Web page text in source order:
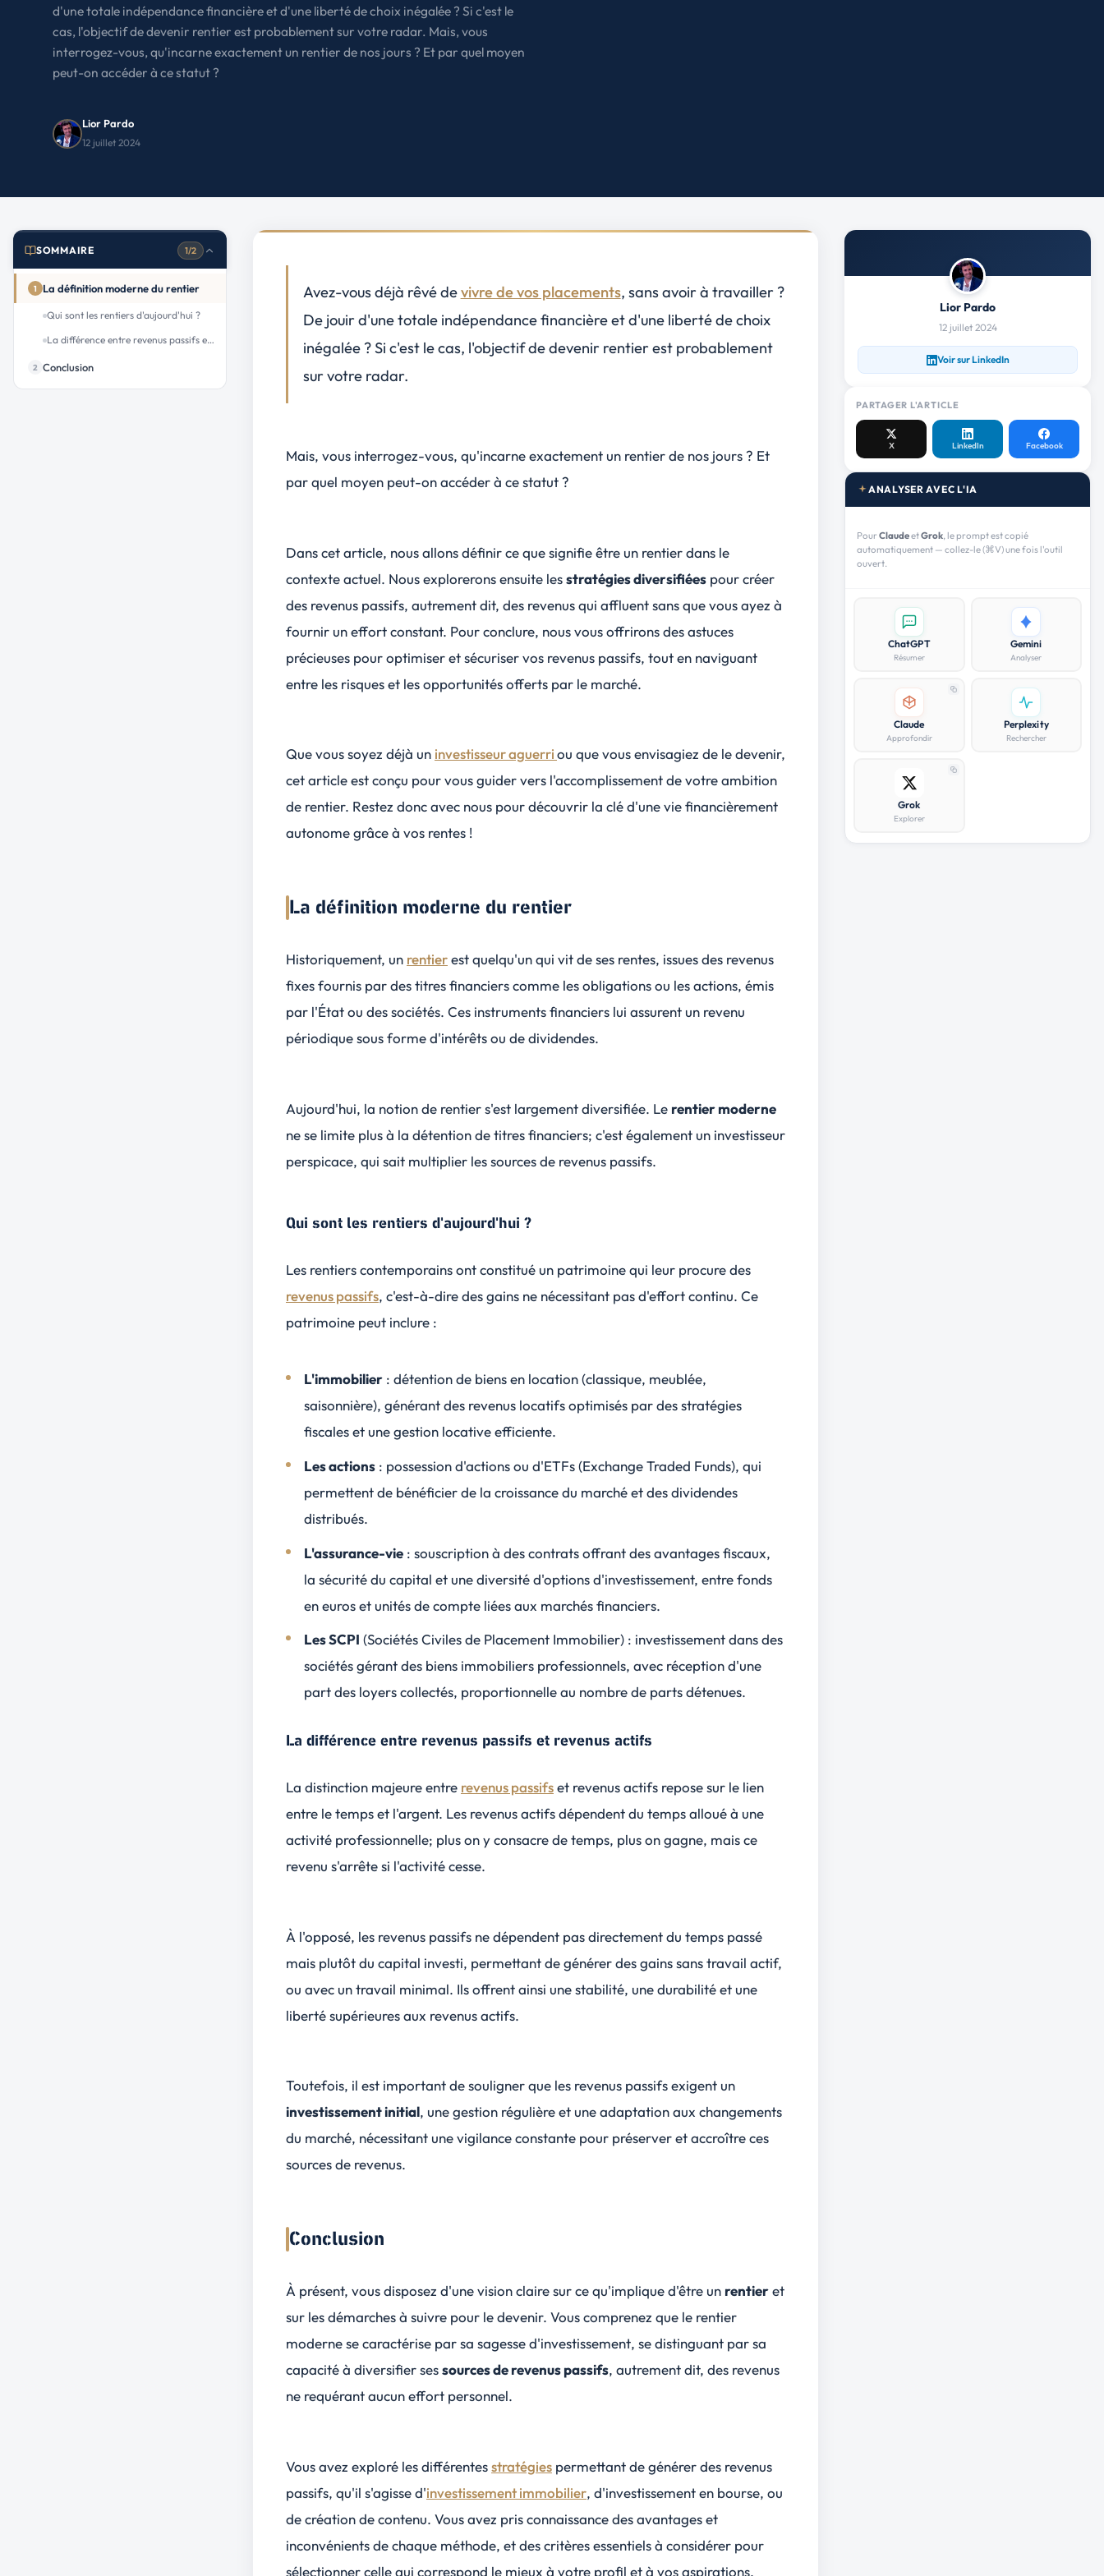
Le Havre
La porte océane
Toutes les villes
d'une totale indépendance financière et d'une liberté de choix inégalée ? Si c'est le
cas, l'objectif de devenir rentier est probablement sur votre radar. Mais, vous
interrogez-vous, qu'incarne exactement un rentier de nos jours ? Et par quel moyen
peut-on accéder à ce statut ?
Lior Pardo
12 juillet 2024
SOMMAIRE 1/2
1 La définition moderne du rentier
Qui sont les rentiers d'aujourd'hui ?
La différence entre revenus passifs et revenus actifs
2 Conclusion
Avez-vous déjà rêvé devivre de vos placements, sans avoir à travailler ?
De jouir d'une totale indépendance financièreet d'une liberté de choix
inégalée ? Si c'est le cas, l'objectif de devenir rentier est probablement
sur votre radar.
Mais, vous interrogez-vous, qu'incarne exactement un rentier de nos jours ? Et
par quel moyen peut-on accéder à ce statut ?
Dans cet article, nous allons définir ce que signifie être un rentier dans le
contexte actuel. Nous explorerons ensuite lesstratégies diversifiées pour créer
des revenus passifs, autrement dit, des revenus qui affluent sans que vous ayez à
fournir un effort constant. Pour conclure, nous vous offrirons des astuces
précieuses pour optimiser et sécuriser vos revenus passifs, tout en naviguant
entre les risques et les opportunités offerts par le marché.
Que vous soyez déjà un investisseur aguerriou que vous envisagiez de le devenir,
cet article est conçu pour vous guider vers l'accomplissement de votre ambition
de rentier. Restez donc avec nous pour découvrir la clé d'une vie financièrement
autonome grâce à vos rentes !
La définition moderne du rentier
Historiquement, un rentierest quelqu'un qui vit de ses rentes, issues des revenus
fixes fournis par destitres financierscomme les obligations ou les actions, émis
par l'État ou des sociétés. Ces instruments financiers lui assurent un revenu
périodique sous forme d'intérêts ou de dividendes.
Aujourd'hui, la notion de rentier s'est largement diversifiée. Le rentier moderne
ne se limite plus à la détention de titres financiers; c'est également un investisseur
perspicace, qui sait multiplier les sources de revenus passifs.
Qui sont les rentiers d'aujourd'hui ?
Les rentiers contemporains ont constitué un patrimoine qui leur procure des
revenus passifs, c'est-à-dire des gains ne nécessitant pas d'effort continu. Ce
patrimoine peut inclure :
L'immobilier : détention de biens en location (classique, meublée,
saisonnière), générant des revenus locatifs optimisés par des stratégies
fiscales et une gestion locative efficiente.
Les actions : possession d'actions ou d'ETFs(Exchange Traded Funds), qui
permettent de bénéficier de la croissance du marché et des dividendes
distribués.
L'assurance-vie : souscription à des contrats offrant des avantages fiscaux,
la sécurité du capital et une diversité d'options d'investissement, entre fonds
en euros et unités de compte liées aux marchés financiers.
Les SCPI (Sociétés Civiles de Placement Immobilier) : investissement dans des
sociétés gérant des biens immobiliers professionnels, avec réception d'une
part des loyers collectés, proportionnelle au nombre de parts détenues.
La différence entre revenus passifs et revenus actifs
La distinction majeure entre revenus passifset revenus actifs repose sur le lien
entre le temps et l'argent. Les revenus actifs dépendent du temps alloué à une
activité professionnelle; plus on y consacre de temps, plus on gagne, mais ce
revenu s'arrête si l'activité cesse.
À l'opposé, les revenus passifs ne dépendent pas directement du temps passé
mais plutôt du capital investi, permettant de générer des gains sans travail actif,
ou avec un travail minimal. Ils offrent ainsi une stabilité, une durabilité et une
liberté supérieures aux revenus actifs.
Toutefois, il est important de souligner que les revenus passifs exigent un
investissement initial, unegestion régulièreet une adaptation aux changements
du marché, nécessitant une vigilance constante pour préserver et accroître ces
sources de revenus.
Conclusion
À présent, vous disposez d'une vision claire sur ce qu'implique d'être un rentieret
sur les démarches à suivre pour le devenir. Vous comprenez que le rentier
moderne se caractérise par sa sagesse d'investissement, se distinguant par sa
capacité à diversifier sessources de revenus passifs, autrement dit, des revenus
ne requérant aucun effort personnel.
Vous avez exploré les différentesstratégies permettant de générer des revenus
passifs, qu'il s'agisse d'investissement immobilier, d'investissement en bourse, ou
decréation de contenu. Vous avez pris connaissance des avantages et
inconvénients de chaque méthode, et des critères essentiels à considérer pour
sélectionner celle qui correspond le mieux à votre profil et à vos aspirations.
Lior Pardo
12 juillet 2024
Voir sur LinkedIn
PARTAGER L'ARTICLE
X LinkedIn Facebook
ANALYSER AVEC L'IA
PourClaudeetGrok, le prompt est copié
automatiquement — collez-le (⌘V) une fois l'outil
ouvert.
ChatGPT
Résumer
Gemini
Analyser
Claude
Approfondir
Perplexity
Rechercher
Grok
Explorer